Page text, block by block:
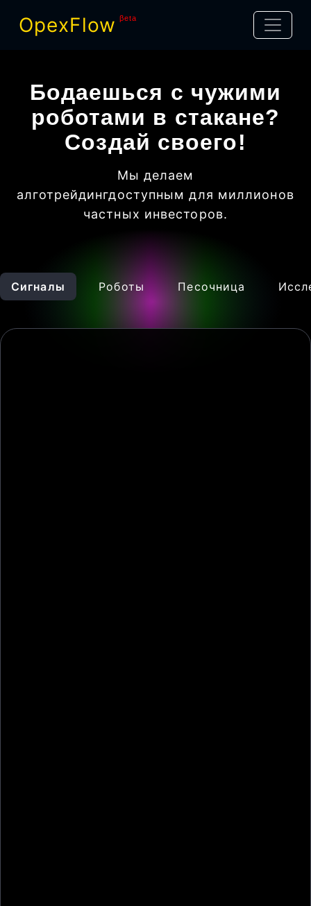
OpexFlow βeta
Бодаешься с чужими
роботами в стакане?
Создай своего!
Мы делаем
алготрейдингдоступным для миллионов
частных инвесторов.
Сигналы Роботы Песочница